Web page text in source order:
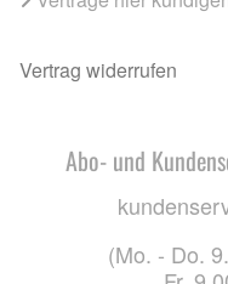
Vertrag widerrufen
Abo- und
(Mo. - Do.